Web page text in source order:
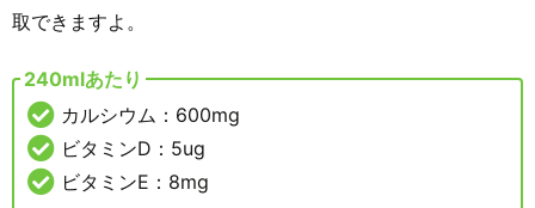
取できますよ。
240mlあたり
カルシウム：600mg
ビタミンD：5ug
ビタミンE：8mg